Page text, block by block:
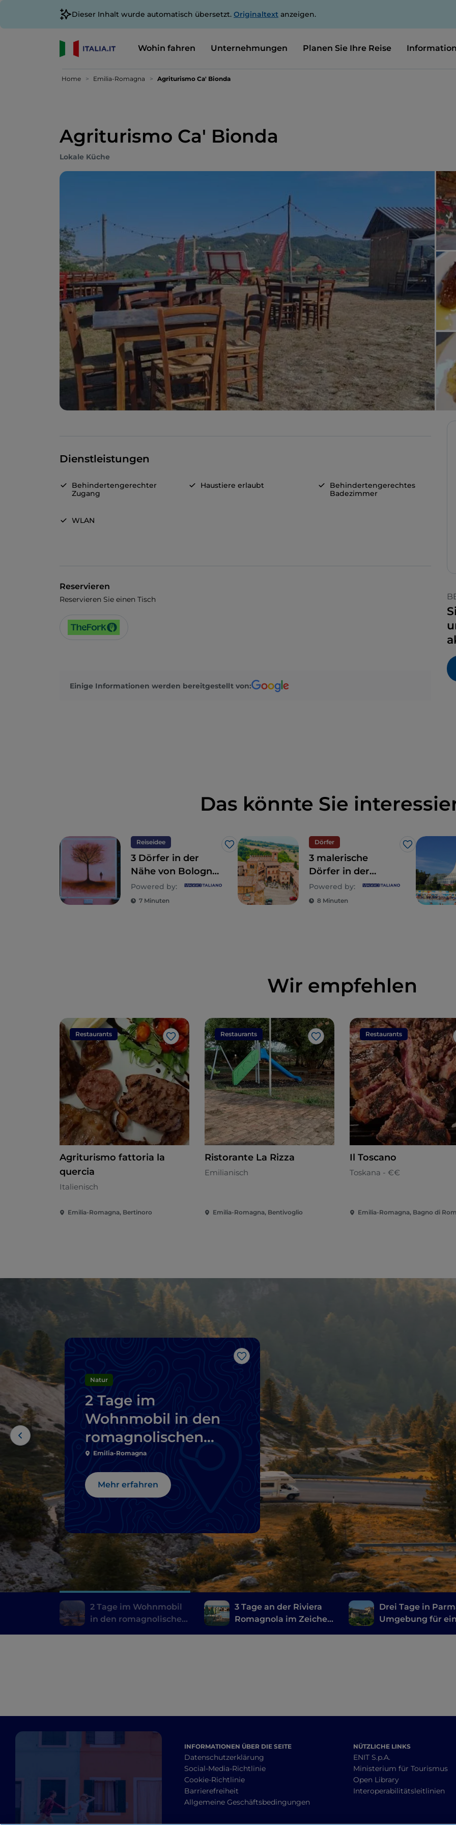
Dieser Inhalt wurde automatisch übersetzt. Originaltext anzeigen.
Wohin fahren Unternehmungen Planen Sie Ihre Reise
Home Emilia-Romagna Agriturismo Ca' Bionda
Agriturismo Ca' Bionda
Lokale Küche
Dienstleistungen
Behindertengerechter
Zugang
Haustiere erlaubt
Behindertengerechtes
Badezimmer
WLAN
Reservieren
Reservieren Sie einen Tisch
Einige Informationen werden bereitgestellt von:
Das könnte Sie
Reiseidee
Like
3 Dörfer in der
Nähe von Bologna,
perfekt für einen
Tagesausflug
Powered by:
7 Minuten
Dörfer
Like
3 malerische
Dörfer in der
nördlichen Emilia
Powered by:
8 Minuten
Wir empfehlen
Restaurants
Like
Agriturismo fattoria la
quercia
Italienisch
Emilia-Romagna, Bertinoro
Restaurants
Like
Ristorante La Rizza
Emilianisch
Emilia-Romagna, Bentivoglio
Restaurants
Il Toscano
Toskana - €€
Emilia-Romagna, Bagno di
Like
Natur
2 Tage im
Wohnmobil in den
romagnolischen
Apenninen
Emilia-Romagna
Mehr erfahren
2 Tage im Wohnmobil
in den romagnolischen
3 Tage an der Riviera
Romagnola im Zeichen
Drei Tage in
Umgebung für
INFORMATIONEN ÜBER DIE SEITE
Datenschutzerklärung
Social-Media-Richtlinie
Cookie-Richtlinie
Barrierefreiheit
Allgemeine Geschäftsbedingungen
NÜTZLICHE LINKS
ENIT S.p.A.
Ministerium für Tourismus
Open Library
Interoperabilitätsleitlinien